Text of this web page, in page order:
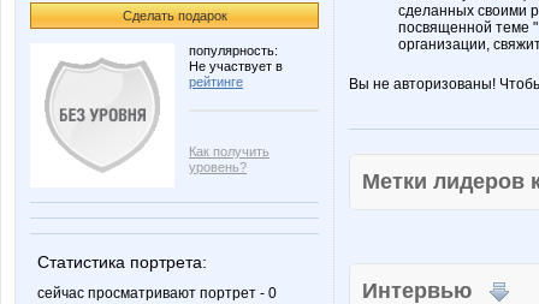
Сделать подарок
популярность:
Не участвует в
рейтинге
Как получить
уровень?
Статистика портрета:
сейчас просматривают портрет - 0
сделанных своими
посвященной теме
организации,
Вы не авторизованы!
Метки
Интервью